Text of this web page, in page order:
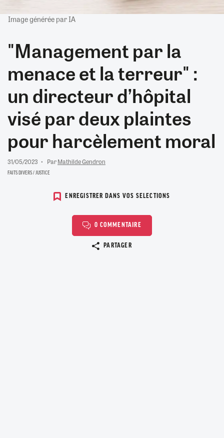
Image générée par IA
"Management par la
menace et la terreur" :
un directeur d’hôpital
visé par deux plaintes
pour harcèlement moral
31/05/2023 ParMathilde Gendron
FAITS DIVERS / JUSTICE
ENREGISTRER DANS VOS SELECTIONS
0 COMMENTAIRE
PARTAGER